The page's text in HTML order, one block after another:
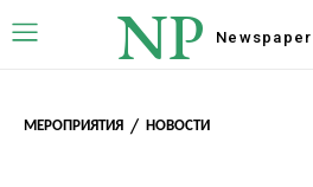
NP Newspaper
МЕРОПРИЯТИЯ НОВОСТИ